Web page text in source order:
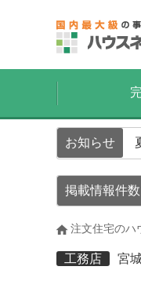
お知らせ
掲載情報件数
注文住宅のハ
工務店 宮